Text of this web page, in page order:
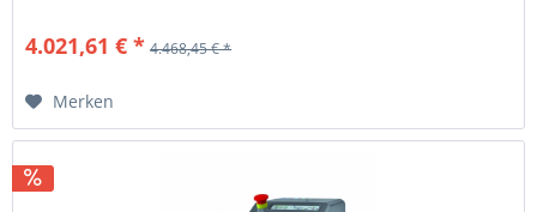
4.021,61 € * 4.468,45 € *
Merken